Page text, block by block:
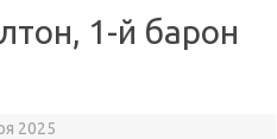
1-й барон
2025